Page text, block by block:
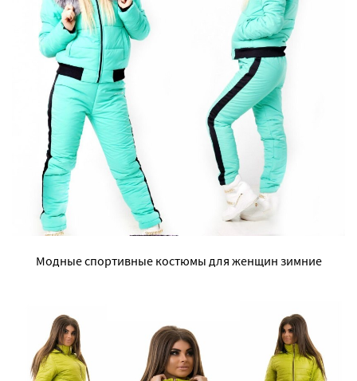
Модные спортивные костюмы для женщин зимние